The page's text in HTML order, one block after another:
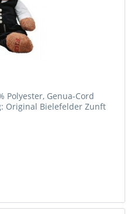
Polyester, Genua-Cord
Original Bielefelder Zunft